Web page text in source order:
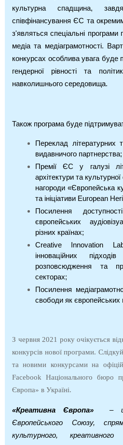
культурна спадщина,
співфінансування ЄС та
з'являться спеціальні програми
медіа та медіаграмотності.
конкурсах особлива увага буде
гендерної рівності та
навколишнього середовища.
Також програма буде
Переклад літературних
видавничого партнерства;
Премії ЄС у галузі
архітектури та
нагороди «Європейська
та ініціативи European
Посилення
європейських
різних країнах;
Creative Innovation
інноваційних
розповсюдження та
секторах;
Посилення
свободи як європейських
З червня 2021 року очікується
конкурсів нової програми.
та новими конкурсами на
Facebook
Національного бюро
Європа» в Україні.
«Креативна Європа» – це
Європейського Союзу,
культурного, креативного